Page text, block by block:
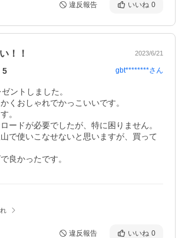
違反報告 いいね 0
！！ 2023/6/21
5 gbt********さん
ントしました。
くおしゃれでかっこいいです。
。
ードが必要でしたが、特に困りません。
で使いこなせないと思いますが、買って
良かったです。
違反報告 いいね 0